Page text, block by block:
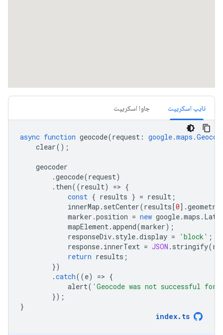
تایپ اسکریپت جاوا اسکریپت
async function geocode(request :
clear();
geocoder
.geocode(request)
. then((result) => {
const { results } = result ;
innerMap . setCenter(results [0].geometry
marker .position = new google.maps .
mapElement.append(marker);
responseDiv. style.display = 'block' ;
response. innerText = JSON . stringify(
return results ;
})
.catch((e) => {
alert( 'Geocode was not successful
});
}
index. ts